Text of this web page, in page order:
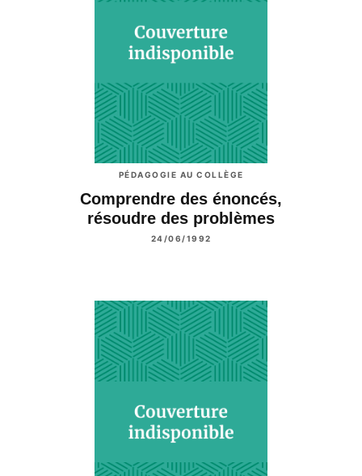
PÉDAGOGIE AU COLLÈGE
Comprendre des énoncés,
résoudre des problèmes
24/06/1992